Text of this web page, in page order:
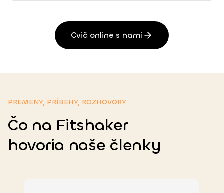
Cvič online s nami
PREMENY, PRÍBEHY, ROZHOVORY
Čo na Fitshaker
hovoria naše členky